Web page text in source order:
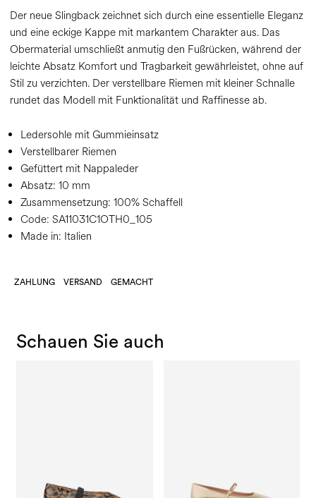
Der neue Slingback zeichnet sich durch eine essentielle Eleganz
und eine eckige Kappe mit markantem Charakter aus. Das
Obermaterial umschließt anmutig den Fußrücken, während der
leichte Absatz Komfort und Tragbarkeit gewährleistet, ohne auf
Stil zu verzichten. Der verstellbare Riemen mit kleiner Schnalle
rundet das Modell mit Funktionalität und Raffinesse ab.
Ledersohle mit Gummieinsatz
Verstellbarer Riemen
Gefüttert mit Nappaleder
Absatz: 10 mm
Zusammensetzung: 100% Schaffell
Code: SA11031C1OTH0_105
Made in: Italien
ZAHLUNG VERSAND GEMACHT
Schauen Sie auch